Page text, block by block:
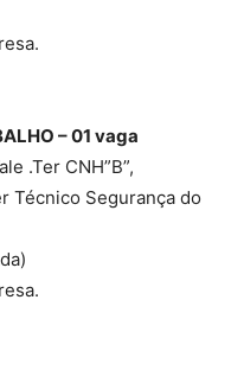
– 01 vaga
.Ter CNH”B”,
Técnico Segurança do